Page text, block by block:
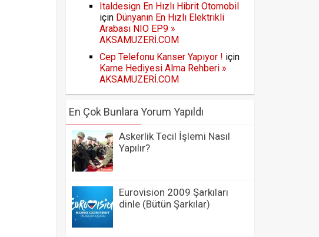
Italdesign En Hızlı Hibrit Otomobil
için Dünyanın En Hızlı Elektrikli
Arabası NIO EP9 »
AKSAMUZERİ.COM
Cep Telefonu Kanser Yapıyor ! için
Karne Hediyesi Alma Rehberi »
AKSAMUZERİ.COM
En Çok Bunlara Yorum Yapıldı
Askerlik Tecil İşlemi Nasıl
Yapılır?
Eurovision 2009 Şarkıları
dinle (Bütün Şarkılar)